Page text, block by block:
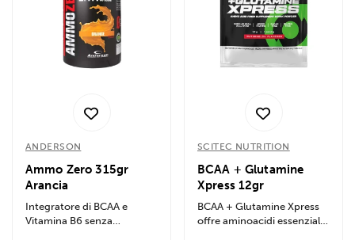
ANDERSON
Ammo Zero 315gr
Arancia
Integratore di BCAA e
Vitamina B6 senza
SCITEC NUTRITION
BCAA + Glutamine
Xpress 12gr
BCAA + Glutamine Xpress
offre aminoacidi essenziali